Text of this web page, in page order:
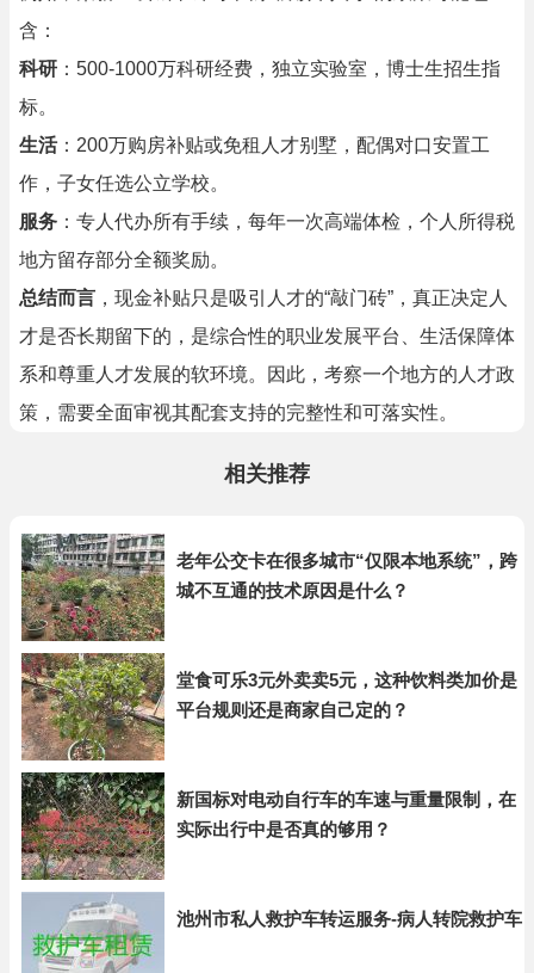
含：
科研 ：500-1000万科研经费，独立实验室，博士生招生指
标。
生活：200万购房补贴或免租人才别墅，配偶对口安置工
作，子女任选公立学校。
服务 ：专人代办所有手续，每年一次高端体检，个人所得税
地方留存部分全额奖励。
总结而言 ，现金补贴只是吸引人才的“敲门砖”，真正决定人
才是否长期留下的，是综合性的职业发展平台、生活保障体
系和尊重人才发展的软环境。因此，考察一个地方的人才政
策，需要全面审视其配套支持的完整性和可落实性。
相关推荐
老年公交卡在很多城市“仅限本地系统”，跨
城不互通的技术原因是什么？
堂食可乐3元外卖卖5元，这种饮料类加价是
平台规则还是商家自己定的？
新国标对电动自行车的车速与重量限制，在
实际出行中是否真的够用？
池州市私人救护车转运服务-病人转院救护车